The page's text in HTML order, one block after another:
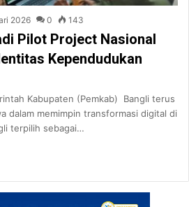
2026 0 143
Pilot Project Nasional
Kependudukan
Kabupaten (Pemkab) Bangli terus
dalam memimpin transformasi digital di
terpilih sebagai…